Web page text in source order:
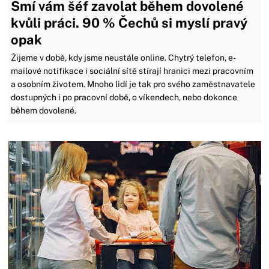
Smí vám šéf zavolat během dovolené
kvůli práci. 90 % Čechů si myslí pravý
opak
Žijeme v době, kdy jsme neustále online. Chytrý telefon, e-
mailové notifikace i sociální sítě stírají hranici mezi pracovním
a osobním životem. Mnoho lidí je tak pro svého zaměstnavatele
dostupných i po pracovní době, o víkendech, nebo dokonce
během dovolené.